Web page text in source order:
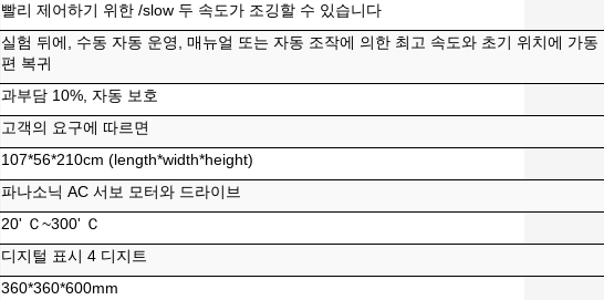
빨리 제어하기 위한 /slow 두 속도가 조깅할 수 있습니다
실험 뒤에, 수동 자동 운영, 매뉴얼 또는 자동 조작에 의한 최고 속도와 초기 위치에 가동
편 복귀
과부담 10%, 자동 보호
고객의 요구에 따르면
107*56*210cm (length*width*height)
파나소닉 AC 서보 모터와 드라이브
20' Ｃ~300' Ｃ
디지털 표시 4 디지트
360*360*600mm